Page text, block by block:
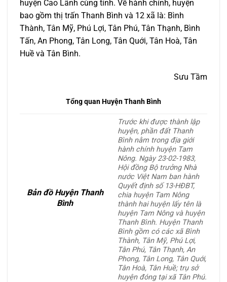
huyện Cao Lãnh cùng tỉnh. Về hành chính, huyện
bao gồm thị trấn Thanh Bình và 12 xã là: Bình
Thành, Tân Mỹ, Phú Lợi, Tân Phú, Tân Thạnh, Bình
Tấn, An Phong, Tân Long, Tân Quới, Tân Hoà, Tân
Huề và Tân Bình.
Sưu Tầm
Tổng quan Huyện Thanh Bình
Bản đồ Huyện Thanh
Bình
Trước khi được thành lập
huyện, phần đất Thanh
Bình nằm trong địa giới
hành chính huyện Tam
Nông. Ngày 23-02-1983,
Hội đồng Bộ trưởng Nhà
nước Việt Nam ban hành
Quyết định số 13-HĐBT,
chia huyện Tam Nông
thành hai huyện lấy tên là
huyện Tam Nông và huyện
Thanh Bình. Huyện Thanh
Bình gồm có các xã Bình
Thành, Tân Mỹ, Phú Lợi,
Tân Phú, Tân Thạnh, An
Phong, Tân Long, Tân Quới,
Tân Hoà, Tân Huề; trụ sở
huyện đóng tại xã Tân Phú.